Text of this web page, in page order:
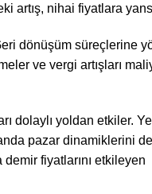
artış, nihai fiyatlara
dönüşüm süreçlerine
ve vergi artışları
dolaylı yoldan etkiler.
pazar dinamiklerini de
fiyatlarını etkileyen